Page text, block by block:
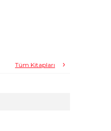
Tüm Kitapları